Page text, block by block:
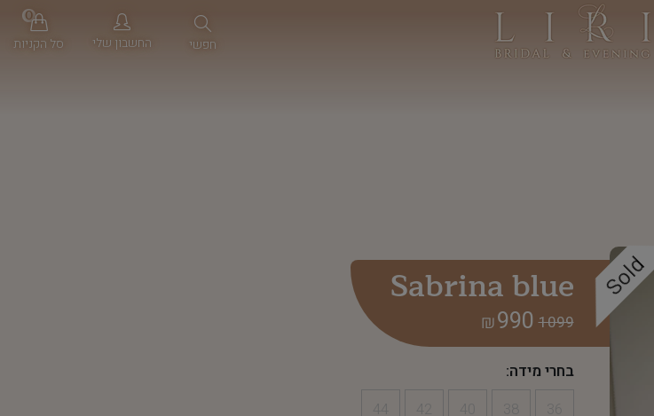
חפשי החשבון שלי סל הקניות
0
Sold
Sabrina blue
1099
990
₪
בחרי מידה: